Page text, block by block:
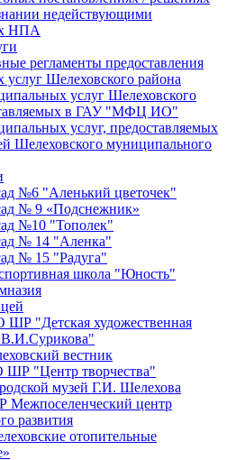
недействующими
НПА
регламенты предоставления
Шелеховского района
услуг Шелеховского
в ГАУ "МФЦ ИО"
услуг, предоставляемых
Шелеховского муниципального
№6 "Аленький цветочек"
№ 9 «Подснежник»
№10 "Тополек"
№ 14 "Аленка"
№ 15 "Радуга"
школа "Юность"
"Детская художественная
вестник
"Центр творчества"
музей Г.И. Шелехова
центр
развития
отопительные